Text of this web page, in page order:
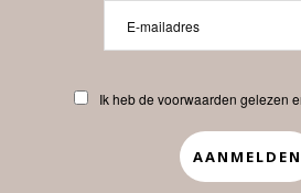
Beauty-
Abonneren Contact
APP
Ik heb de voorwaarden gelezen